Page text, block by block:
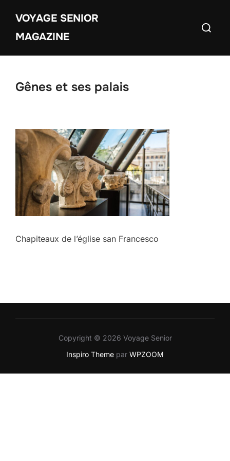
contenu
VOYAGE SENIOR
MAGAZINE
Gênes et ses palais
Chapiteaux de l’église san Francesco
Copyright © 2026 Voyage Senior
Inspiro Theme par WPZOOM